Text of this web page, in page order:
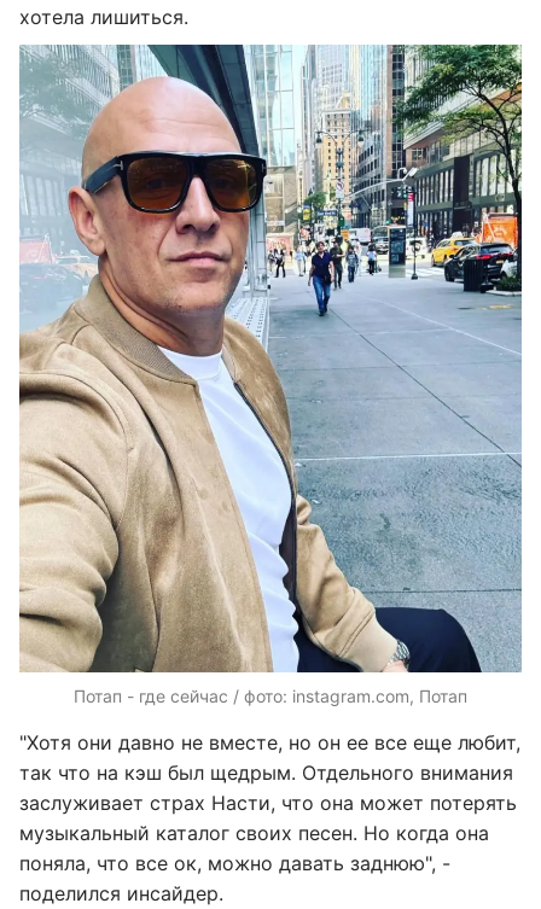
хотела лишиться.
Потап - где сейчас / фото: instagram.com, Потап
"Хотя они давно не вместе, но он ее все еще любит,
так что на кэш был щедрым. Отдельного внимания
заслуживает страх Насти, что она может потерять
музыкальный каталог своих песен. Но когда она
поняла, что все ок, можно давать заднюю", -
поделился инсайдер.